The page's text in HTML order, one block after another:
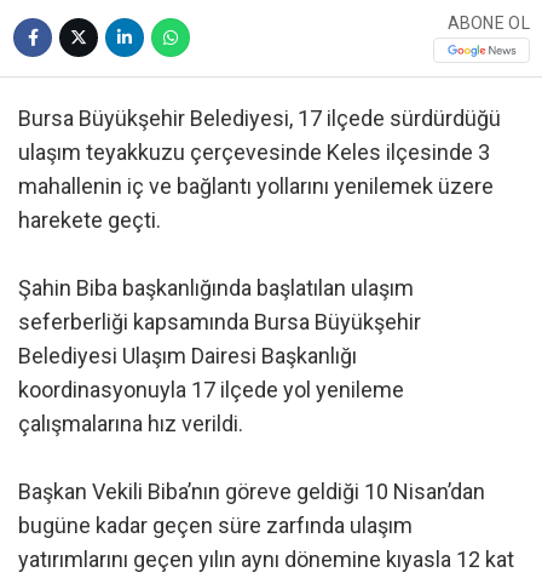
ABONE OL
Bursa Büyükşehir Belediyesi, 17 ilçede sürdürdüğü
ulaşım teyakkuzu çerçevesinde Keles ilçesinde 3
mahallenin iç ve bağlantı yollarını yenilemek üzere
harekete geçti.
Şahin Biba başkanlığında başlatılan ulaşım
seferberliği kapsamında Bursa Büyükşehir
Belediyesi Ulaşım Dairesi Başkanlığı
koordinasyonuyla 17 ilçede yol yenileme
çalışmalarına hız verildi.
Başkan Vekili Biba’nın göreve geldiği 10 Nisan’dan
bugüne kadar geçen süre zarfında ulaşım
yatırımlarını geçen yılın aynı dönemine kıyasla 12 kat